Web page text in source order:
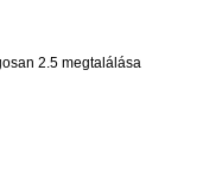
2.5 megtalálása